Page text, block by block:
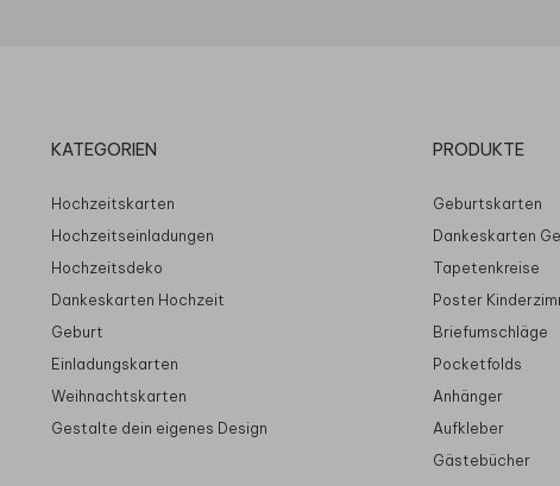
KATEGORIEN
Hochzeitskarten
Hochzeitseinladungen
Hochzeitsdeko
Dankeskarten Hochzeit
Geburt
Einladungskarten
Weihnachtskarten
Gestalte dein eigenes Design
PRODUKTE
Geburtskarten
Dankeskarten
Tapetenkreise
Poster
Briefumschläge
Pocketfolds
Anhänger
Aufkleber
Gästebücher